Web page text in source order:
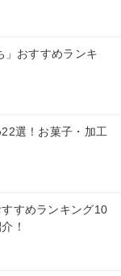
」おすすめランキ
選！お菓子・加工
すめランキング10
！